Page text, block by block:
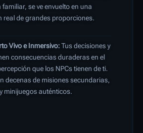
se ve envuelto en una
real de grandes proporciones.
Vivo e Inmersivo:Tus decisiones y
consecuencias duraderas en el
que los NPCs tienen de ti.
decenas de misiones secundarias,
minijuegos auténticos.